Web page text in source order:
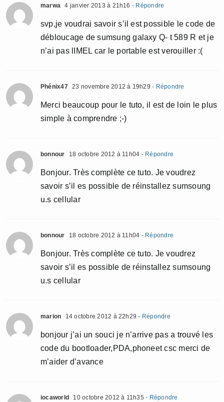
marwa 4 janvier 2013 à 21h16 - Répondre
svp,je voudrai savoir s’il est possible le code de
débloucage de sumsung galaxy Q- t 589 R et je
n’ai pas lIMEL car le portable est verouiller :(
Phénix47 23 novembre 2012 à 19h29 - Répondre
Merci beaucoup pour le tuto, il est de loin le plus
simple à comprendre ;-)
bonnour 18 octobre 2012 à 11h04 - Répondre
Bonjour. Très complète ce tuto. Je voudrez
savoir s’il es possible de réinstallez sumsoung
u.s cellular
bonnour 18 octobre 2012 à 11h04 - Répondre
Bonjour. Très complète ce tuto. Je voudrez
savoir s’il es possible de réinstallez sumsoung
u.s cellular
marion 14 octobre 2012 à 22h29 - Répondre
bonjour j’ai un souci je n’arrive pas a trouvé les
code du bootloader,PDA,phoneet csc merci de
m’aider d’avance
iocaworld 10 octobre 2012 à 11h35 - Répondre